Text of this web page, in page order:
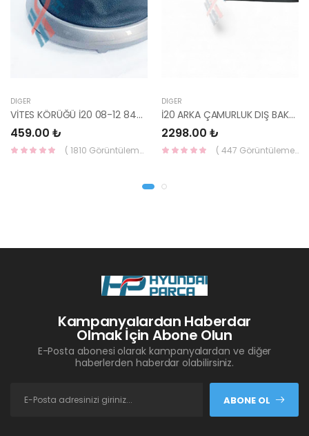
DIĞER
VİTES KÖRÜĞÜ İ20 08-12 84640-1J000-YS
459.00 ₺
( 1810 Görüntüleme )
DIĞER
İ20 ARKA ÇAMURLUK DIŞ BAKALİTİ SOL 2015- ( PARLAK SİYAH ) 87360-C8000-YS
2298.00 ₺
( 447 Görüntüleme )
Kampanyalardan Haberdar
Olmak İçin Abone Olun
E-Posta abonesi olarak kampanyalardan ve diğer
haberlerden haberdar olabilirsiniz.
ABONE OL